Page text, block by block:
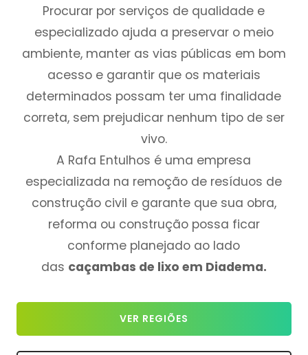
Procurar por serviços de qualidade e
especializado ajuda a preservar o meio
ambiente, manter as vias públicas em bom
acesso e garantir que os materiais
determinados possam ter uma finalidade
correta, sem prejudicar nenhum tipo de ser
vivo.
A Rafa Entulhos é uma empresa
especializada na remoção de resíduos de
construção civil e garante que sua obra,
reforma ou construção possa ficar
conforme planejado ao lado
das caçambas de lixo em Diadema.
VER REGIÕES